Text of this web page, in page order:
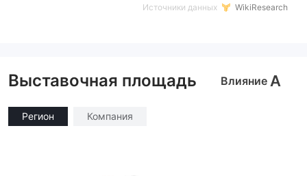
Источники данных WikiResearch
Выставочная площадь Влияние A
Регион Компания